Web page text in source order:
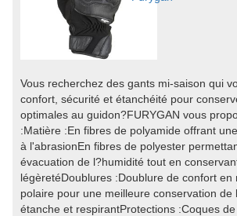
Vous recherchez des gants mi-saison qui
confort, sécurité et étanchéité pour
optimales au guidon?FURYGAN vous
:Matière :En fibres de polyamide offrant
à l'abrasionEn fibres de polyester
évacuation de l?humidité tout en
légèretéDoublures :Doublure de confort en
polaire pour une meilleure conservation de
étanche et respirantProtections :Coques